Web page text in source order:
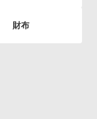
財布